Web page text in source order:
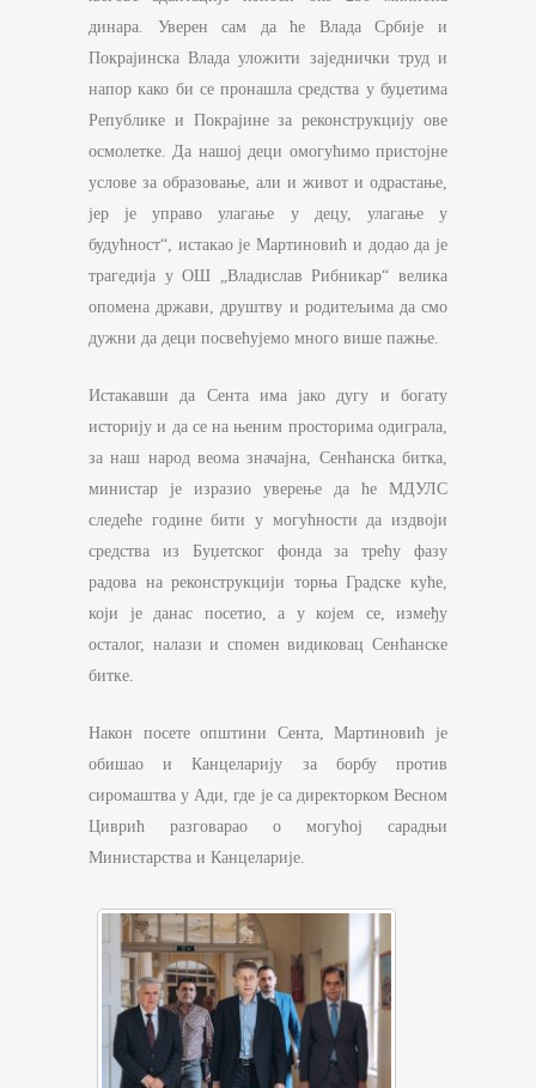
динара. Уверен сам да ће Влада Србије и
Покрајинска Влада уложити заједнички труд и
напор како би се пронашла средства у буџетима
Републике и Покрајине за реконструкцију ове
осмолетке. Да нашој деци омогућимо пристојне
услове за образовање, али и живот и одрастање,
јер је управо улагање у децу, улагање у
будућност“, истакао је Мартиновић и додао да је
трагедија у ОШ „Владислав Рибникар“ велика
опомена држави, друштву и родитељима да смо
дужни да деци посвећујемо много више пажње.
Истакавши да Сента има јако дугу и богату
историју и да се на њеним просторима одиграла,
за наш народ веома значајна, Сенћанска битка,
министар је изразио уверење да ће МДУЛС
следеће године бити у могућности да издвоји
средства из Буџетског фонда за трећу фазу
радова на реконструкцији торња Градске куће,
који је данас посетио, а у којем се, између
осталог, налази и спомен видиковац Сенћанске
битке.
Након посете општини Сента, Мартиновић је
обишао и Канцеларију за борбу против
сиромаштва у Ади, где је са директорком Весном
Циврић разговарао о могућој сарадњи
Министарства и Канцеларије.